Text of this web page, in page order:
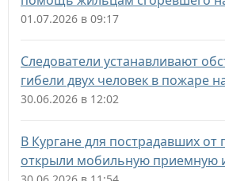
01.07.2026 в 09:17
Следователи устанавливают
гибели двух человек в пожаре
30.06.2026 в 12:02
В Кургане для пострадавших от
открыли мобильную приемную